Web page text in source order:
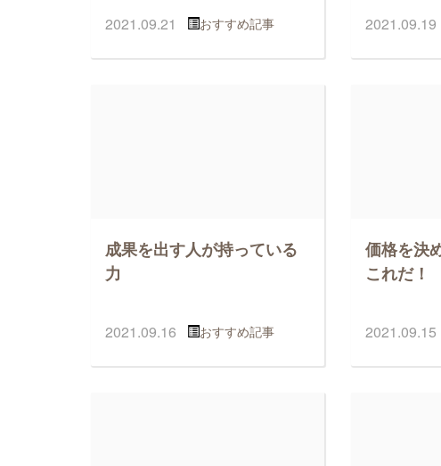
2021.09.21 おすすめ記事 2021.09.19
成果を出す人が持っている
力
2021.09.16 おすすめ記事
価格を決
これだ！
2021.09.15